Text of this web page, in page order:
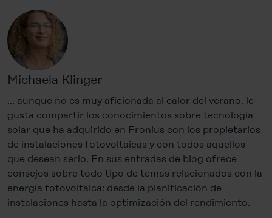
Michaela Klinger
… aunque no es muy aficionada al calor del verano, le
gusta compartir los conocimientos sobre tecnología
solar que ha adquirido en Fronius con los propietarios
de instalaciones fotovoltaicas y con todos aquellos
que desean serlo. En sus entradas de blog ofrece
consejos sobre todo tipo de temas relacionados con la
energía fotovoltaica: desde la planificación de
instalaciones hasta la optimización del rendimiento.